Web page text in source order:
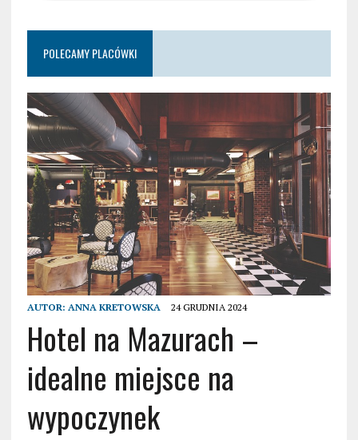
POLECAMY PLACÓWKI
AUTOR: ANNA KRETOWSKA 24 GRUDNIA 2024
Hotel na Mazurach –
idealne miejsce na
wypoczynek